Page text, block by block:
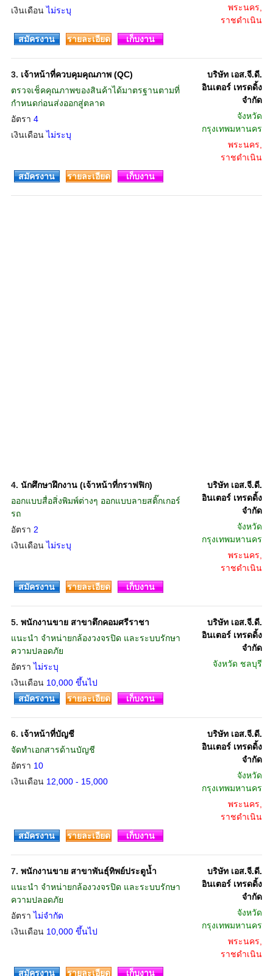
เงินเดือนไม่ระบุ
พระนคร,
ราชดำเนิน
สมัครงาน
รายละเอียด เก็บงาน
3. เจ้าหน้าที่ควบคุมคุณภาพ (QC)
ตรวจเช็คคุณภาพของสินค้าได้มาตรฐานตามที่
กำหนดก่อนส่งออกสู่ตลาด
อัตรา 4
เงินเดือนไม่ระบุ
บริษัท เอส.จี.ดี.
อินเตอร์ เทรดดิ้ง
จำกัด
จังหวัด
กรุงเทพมหานคร
พระนคร,
ราชดำเนิน
สมัครงาน
รายละเอียด เก็บงาน
4. นักศึกษาฝึกงาน (เจ้าหน้าที่กราฟฟิก)
ออกแบบสื่อสิ่งพิมพ์ต่างๆ ออกแบบลายสติ๊กเกอร์
รถ
อัตรา 2
เงินเดือนไม่ระบุ
บริษัท เอส.จี.ดี.
อินเตอร์ เทรดดิ้ง
จำกัด
จังหวัด
กรุงเทพมหานคร
พระนคร,
ราชดำเนิน
สมัครงาน
รายละเอียด เก็บงาน
5. พนักงานขาย สาขาตึกคอมศรีราชา
แนะนำ จำหน่ายกล้องวงจรปิด และระบบรักษา
ความปลอดภัย
อัตราไม่ระบุ
เงินเดือน 10,000 ขึ้นไป
บริษัท เอส.จี.ดี.
อินเตอร์ เทรดดิ้ง
จำกัด
จังหวัด ชลบุรี
สมัครงาน รายละเอียด เก็บงาน
6. เจ้าหน้าที่บัญชี
จัดทำเอกสารด้านบัญชี
อัตรา 10
เงินเดือน 12,000 - 15,000
บริษัท เอส.จี.ดี.
อินเตอร์ เทรดดิ้ง
จำกัด
จังหวัด
กรุงเทพมหานคร
พระนคร,
ราชดำเนิน
สมัครงาน
รายละเอียด เก็บงาน
7. พนักงานขาย สาขาพันธุ์ทิพย์ประตูน้ำ
แนะนำ จำหน่ายกล้องวงจรปิด และระบบรักษา
ความปลอดภัย
อัตราไม่จำกัด
เงินเดือน 10,000 ขึ้นไป
บริษัท เอส.จี.ดี.
อินเตอร์ เทรดดิ้ง
จำกัด
จังหวัด
กรุงเทพมหานคร
พระนคร,
ราชดำเนิน
สมัครงาน
รายละเอียด เก็บงาน